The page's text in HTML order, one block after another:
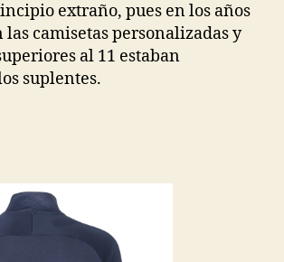
extraño, pues en los años
las camisetas personalizadas y
al 11 estaban
suplentes.